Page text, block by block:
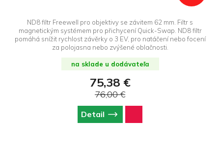
ND8 filtr Freewell pro objektivy se závitem 62 mm. Filtr s
magnetickým systémem pro přichycení Quick-Swap. ND8 filtr
pomáhá snížit rychlost závěrky o 3 EV, pro natáčení nebo focení
za polojasna nebo zvýšené oblačnosti.
na sklade u dodávateľa
75,38 €
76,00 €
Detail